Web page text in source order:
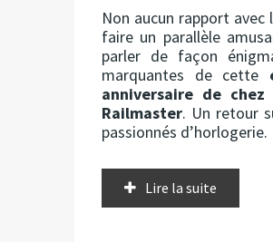
Non aucun rapport
faire un parallèle
parler de façon
marquantes de cette
anniversaire de chez
Railmaster. Un retour
passionnés d’horlogerie.
Lire la suite